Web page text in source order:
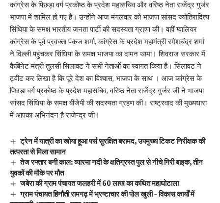
कांग्रेस के पिछड़ा वर्ग प्रकोष्ठ के प्रदेश महासचिव और वरिष्ठ नेता राजेंद्र गुर्जर
भाजपा में शामिल हो गए है। उन्होंने आज मंगलवार को भाजपा सांसद ज्योतिरादित्य
सिंधिया के समक्ष भारतीय जनता पार्टी की सदस्यता ग्रहण की। वहीं ग्वालियर
कांग्रेस के पूर्व प्रवक्ता पंकज शर्मा, कांग्रेस के प्रदेश महामंत्री रमेशचंद्र शर्मा
ने दिल्ली पहुंचकर सिंधिया के समक्ष भाजपा का दामन थामा। शिवराज सरकार में
कैबिनेट मंत्री तुलसी सिलावट ने सभी नेताओं का स्वागत किया है। सिलावट ने
ट्वीट कर लिखा है कि पूरे देश का विश्वास, भाजपा के साथ । आज कांग्रेस के
पिछड़ा वर्ग प्रकोष्ठ के प्रदेश महासचिव, वरिष्ठ नेता राजेंद्र गुर्जर जी ने भाजपा
सांसद सिंधिया के समक्ष बीजेपी की सदस्यता ग्रहण की। राष्ट्रवाद की मुख्यधारा
में आपका अभिनंदन है राजेन्द्र जी।
ट्रेन में यात्री का खोया हूआ पर्स सुरक्षित बरामद, उपमुख्य टिकट निरीक्षक की
तत्परता से मिला सामान
तेज रफ्तार बनी काल: व्यारमा नदी के क्षतिग्रस्त पुल से नीचे गिरी बाइक, तीन
युवकों की मौके पर मौत
जबेरा की ग्राम पंचायत जलहरी में 60 लाख का कथित महाघोटाला
ग्राम पंचायत हिनौती रामगढ़ में भ्रष्टाचार की पोल खुली – विकास कार्यों में